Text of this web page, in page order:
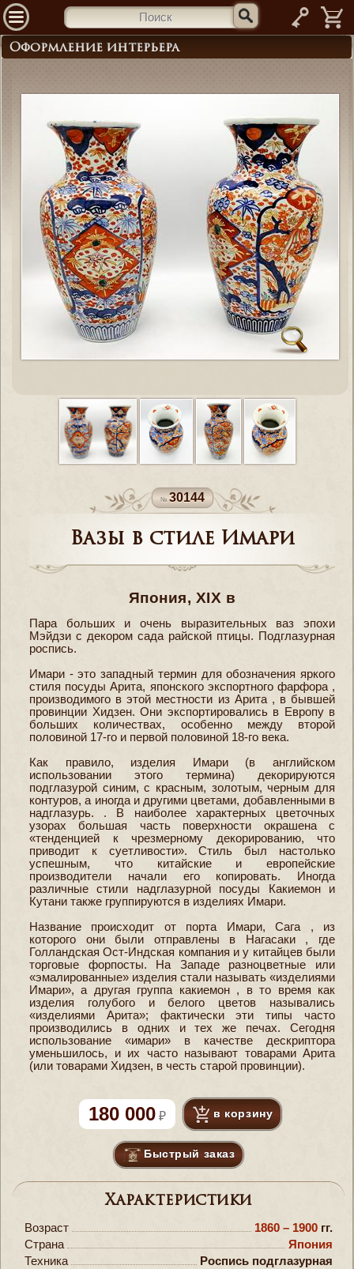
—
Оформление интерьера
30144
Вазы в стиле Имари
Япония, XIX в
Пара больших и очень выразительных ваз эпохи
Мэйдзи с декором сада райской птицы. Подглазурная
роспись.
Имари - это западный термин для обозначения яркого
стиля посуды Арита, японского экспортного фарфора ,
производимого в этой местности из Арита , в бывшей
провинции Хидзен. Они экспортировались в Европу в
больших количествах, особенно между второй
половиной 17-го и первой половиной 18-го века.
Как правило, изделия Имари (в английском
использовании этого термина) декорируются
подглазурой синим, с красным, золотым, черным для
контуров, а иногда и другими цветами, добавленными в
надглазурь. . В наиболее характерных цветочных
узорах большая часть поверхности окрашена с
«тенденцией к чрезмерному декорированию, что
приводит к суетливости». Стиль был настолько
успешным, что китайские и европейские
производители начали его копировать. Иногда
различные стили надглазурной посуды Какиемон и
Кутани также группируются в изделиях Имари.
Название происходит от порта Имари, Сага , из
которого они были отправлены в Нагасаки , где
Голландская Ост-Индская компания и у китайцев были
торговые форпосты. На Западе разноцветные или
«эмалированные» изделия стали называть «изделиями
Имари», а другая группа какиемон , в то время как
изделия голубого и белого цветов назывались
«изделиями Арита»; фактически эти типы часто
производились в одних и тех же печах. Сегодня
использование «имари» в качестве дескриптора
уменьшилось, и их часто называют товарами Арита
(или товарами Хидзен, в честь старой провинции).
180 000 в корзину
Быстрый заказ
Характеристики
Возраст 1860 – 1900 гг.
Страна
Япония
Техника
Роспись подглазурная